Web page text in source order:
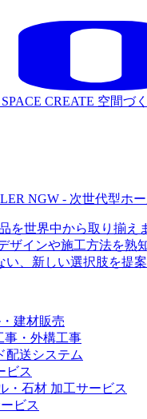
SPACE CREATE 空間づ
NGW - 次世代型ホ
を世界中から取り揃え
ザインや施工方法を熟
、新しい選択肢を提案
建材販売
事・外構工事
配送システム
ビス
・石材 加工サービス
ビス